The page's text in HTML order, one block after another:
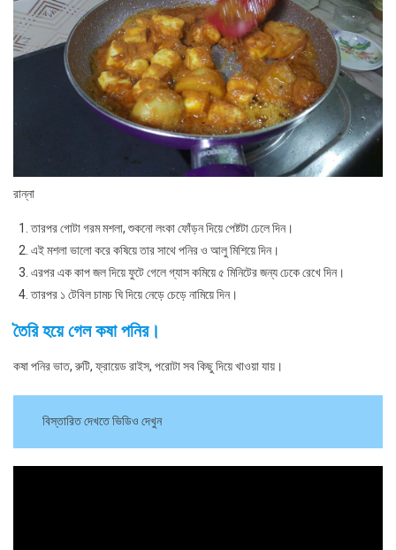
রান্না
তারপর গোটা গরম মশলা, শুকনো লংকা ফোঁড়ন দিয়ে পেষ্টটা ঢেলে দিন।
এই মশলা ভালো করে কষিয়ে তার সাথে পনির ও আলু মিশিয়ে দিন।
এরপর এক কাপ জল দিয়ে ফুটে গেলে গ্যাস কমিয়ে ৫ মিনিটের জন্য ঢেকে রেখে দিন।
তারপর ১ টেবিল চামচ ঘি দিয়ে নেড়ে চেড়ে নামিয়ে দিন।
তৈরি হয়ে গেল কষা পনির।
কষা পনির ভাত, রুটি, ফ্রায়েড রাইস, পরোটা সব কিছু দিয়ে খাওয়া যায়।
বিস্তারিত দেখতে ভিডিও দেখুন